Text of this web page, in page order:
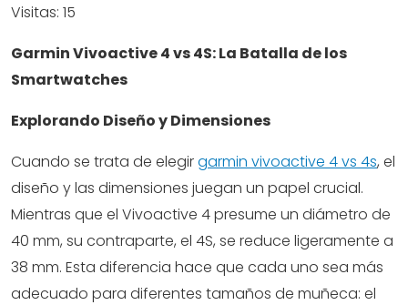
Visitas: 15
Garmin Vivoactive 4 vs 4S: La Batalla de los
Smartwatches
Explorando Diseño y Dimensiones
Cuando se trata de elegirgarmin vivoactive 4 vs 4s, el
diseño y las dimensiones juegan un papel crucial.
Mientras que el Vivoactive 4 presume un diámetro de
40 mm, su contraparte, el 4S, se reduce ligeramente a
38 mm. Esta diferencia hace que cada uno sea más
adecuado para diferentes tamaños de muñeca: el